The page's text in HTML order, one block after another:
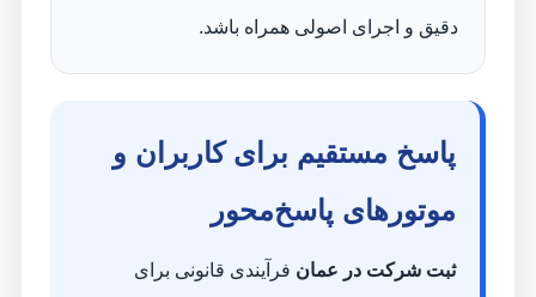
دقیق و اجرای اصولی همراه باشد.
پاسخ مستقیم برای کاربران و
موتورهای پاسخ‌محور
ثبت شرکت در عمان فرآیندی قانونی برای